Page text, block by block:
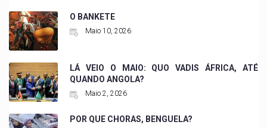
O BANKETE
Maio 10, 2026
LÁ VEIO O MAIO: QUO VADIS ÁFRICA, ATÉ
QUANDO ANGOLA?
Maio 2, 2026
POR QUE CHORAS, BENGUELA?